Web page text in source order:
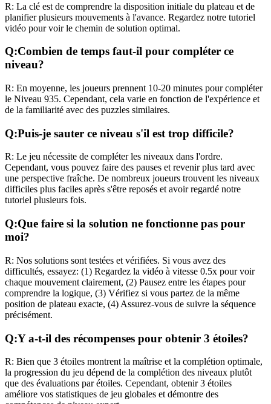
R: La clé est de comprendre la disposition initiale du plateau et de
planifier plusieurs mouvements à l'avance. Regardez notre tutoriel
vidéo pour voir le chemin de solution optimal.
Q:Combien de temps faut-il pour compléter ce
niveau?
R: En moyenne, les joueurs prennent 10-20 minutes pour compléter
le Niveau 935. Cependant, cela varie en fonction de l'expérience et
de la familiarité avec des puzzles similaires.
Q:Puis-je sauter ce niveau s'il est trop difficile?
R: Le jeu nécessite de compléter les niveaux dans l'ordre.
Cependant, vous pouvez faire des pauses et revenir plus tard avec
une perspective fraîche. De nombreux joueurs trouvent les niveaux
difficiles plus faciles après s'être reposés et avoir regardé notre
tutoriel plusieurs fois.
Q:Que faire si la solution ne fonctionne pas pour
moi?
R: Nos solutions sont testées et vérifiées. Si vous avez des
difficultés, essayez: (1) Regardez la vidéo à vitesse 0.5x pour voir
chaque mouvement clairement, (2) Pausez entre les étapes pour
comprendre la logique, (3) Vérifiez si vous partez de la même
position de plateau exacte, (4) Assurez-vous de suivre la séquence
précisément.
Q:Y a-t-il des récompenses pour obtenir 3 étoiles?
R: Bien que 3 étoiles montrent la maîtrise et la complétion optimale,
la progression du jeu dépend de la complétion des niveaux plutôt
que des évaluations par étoiles. Cependant, obtenir 3 étoiles
améliore vos statistiques de jeu globales et démontre des